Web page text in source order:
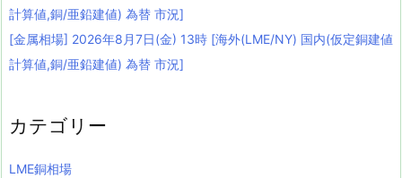
計算値,銅/亜鉛建値) 為替 市況]
[金属相場] 2026年8月7日(金) 13時 [海外(LME/NY) 国内(仮定銅建値
計算値,銅/亜鉛建値) 為替 市況]
カテゴリー
LME銅相場